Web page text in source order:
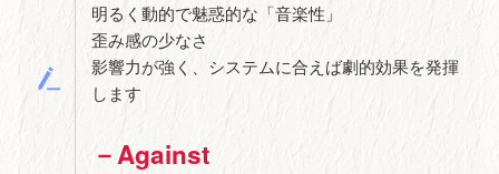
明るく動的で魅惑的な「音楽性」
歪み感の少なさ
影響力が強く、システムに合えば劇的効果を発揮
します
－Against